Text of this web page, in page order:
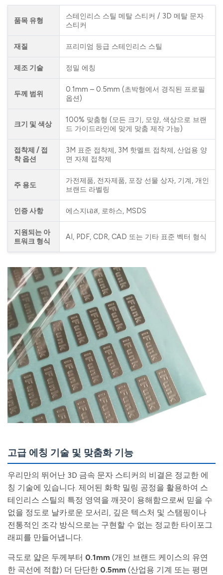
품목 유형
스테인리스 스틸 메탈 스티커 / 3D 메탈 문자
스티커
재질 프리미엄 등급 스테인리스 스틸
제조 기술 정밀 에칭
두께 범위
0.1mm – 0.5mm (초박형에서 경직된 프로필
옵션)
크기 및 색상
100% 맞춤형 (모든 크기, 모양, 색상으로 브랜
드 가이드라인에 맞게 맞춤 제작 가능)
접착제 / 접
착 옵션
3M 표준 접착제, 3M 핫멜트 접착제, 산업용 양
면 자체 접착제
주 용도
가전제품, 전자제품, 포장 선물 상자, 기계, 개인
브랜드 라벨링
인증 사항 에스지เอส, 로하스, MSDS
지원되는 아
트워크 형식
AI, PDF, CDR, CAD 또는 기타 표준 벡터 형식
고급 에칭 기술 및 맞춤화 기능
우리만의 뛰어난 3D 금속 문자 스티커의 비결은 정교한 에
칭 기술에 있습니다. 제어된 화학 밀링 공정을 활용하여 스
테인리스 스틸의 특정 영역을 깨끗이 용해함으로써 믿을 수
없을 정도로 날카로운 모서리, 깊은 텍스처 및 스탬핑이나
전통적인 조각 방식으로는 구현할 수 없는 정교한 타이포그
래피를 만들어냅니다.
극도로 얇은 두께부터 0.1mm (개인 브랜드 케이스의 유연
한 곡선에 적합) 더 단단한 0.5mm (산업용 기계 또는 평면